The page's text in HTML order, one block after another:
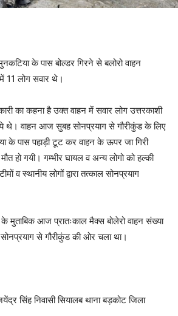
के पास बोल्डर गिरने से बलोरो वाहन
11 लोग सवार थे।
का कहना है उक्त वाहन में सवार लोग उत्तरकाशी
थे। वाहन आज सुबह सोनप्रयाग से गौरीकुंड के लिए
के पास पहाड़ी टूट कर वाहन के ऊपर जा गिरी
हो गयी। गम्भीर घायल व अन्य लोगो को हल्की
व स्थानीय लोगों द्वारा तत्काल सोनप्रयाग
के मुताबिक आज प्रातःकाल मैक्स बोलेरो वाहन संख्या
से गौरीकुंड की ओर चला था।
सिंह निवासी सियालब थाना बड़कोट जिला